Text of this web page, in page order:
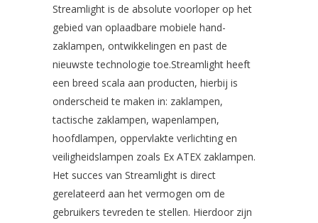
Streamlight is de absolute voorloper op het
gebied van oplaadbare mobiele hand-
zaklampen, ontwikkelingen en past de
nieuwste technologie toe.Streamlight heeft
een breed scala aan producten, hierbij is
onderscheid te maken in: zaklampen,
tactische zaklampen, wapenlampen,
hoofdlampen, oppervlakte verlichting en
veiligheidslampen zoals Ex ATEX zaklampen.
Het succes van Streamlight is direct
gerelateerd aan het vermogen om de
gebruikers tevreden te stellen. Hierdoor zijn